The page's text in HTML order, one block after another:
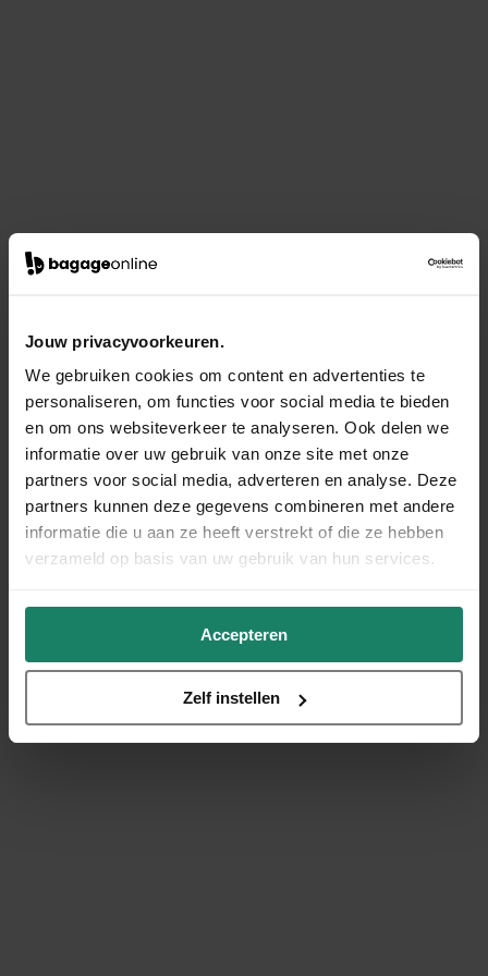
Jouw privacyvoorkeuren.
We gebruiken cookies om content en advertenties te
personaliseren, om functies voor social media te bieden
en om ons websiteverkeer te analyseren. Ook delen we
informatie over uw gebruik van onze site met onze
partners voor social media, adverteren en analyse. Deze
partners kunnen deze gegevens combineren met andere
informatie die u aan ze heeft verstrekt of die ze hebben
verzameld op basis van uw gebruik van hun services.
Accepteren
Zelf instellen